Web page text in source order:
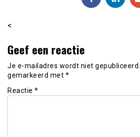
<
Geef een reactie
Je e-mailadres wordt niet gepubliceerd.
gemarkeerd met *
Reactie *